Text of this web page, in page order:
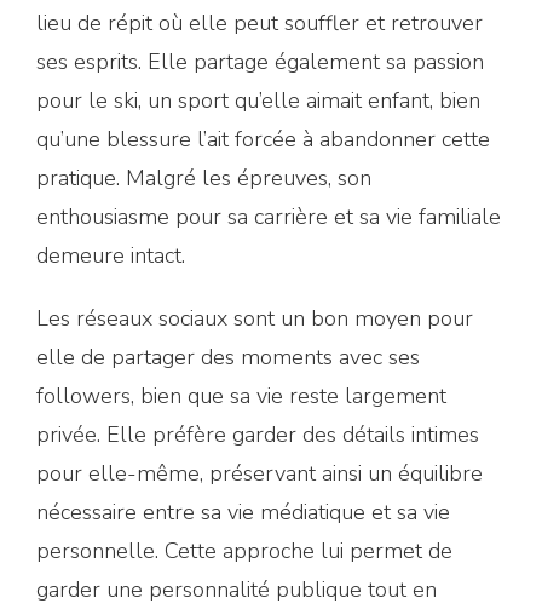
lieu de répit où elle peut souffler et retrouver
ses esprits. Elle partage également sa passion
pour le ski, un sport qu’elle aimait enfant, bien
qu’une blessure l’ait forcée à abandonner cette
pratique. Malgré les épreuves, son
enthousiasme pour sa carrière et sa vie familiale
demeure intact.
Les réseaux sociaux sont un bon moyen pour
elle de partager des moments avec ses
followers, bien que sa vie reste largement
privée. Elle préfère garder des détails intimes
pour elle-même, préservant ainsi un équilibre
nécessaire entre sa vie médiatique et sa vie
personnelle. Cette approche lui permet de
garder une personnalité publique tout en